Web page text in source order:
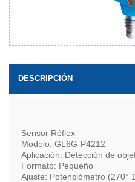
DESCRIPCIÓN
Sensor Réflex
Modelo: GL6G-P4212
Aplicación: Detección de
Formato: Pequeño
Ajuste: Potenciómetro (270°